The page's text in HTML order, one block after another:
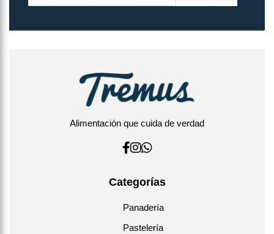
Alimentación que cuida de verdad
Categorías
Panadería
Pastelería